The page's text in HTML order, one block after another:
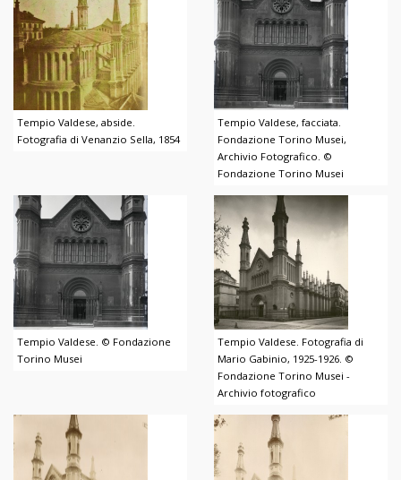
Tempio Valdese, abside.
Fotografia di Venanzio Sella, 1854
Tempio Valdese, facciata.
Fondazione Torino Musei,
Archivio Fotografico. ©
Fondazione Torino Musei
Tempio Valdese. © Fondazione
Torino Musei
Tempio Valdese. Fotografia di
Mario Gabinio, 1925-1926. ©
Fondazione Torino Musei -
Archivio fotografico